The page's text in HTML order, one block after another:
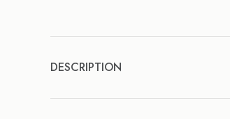
DESCRIPTION